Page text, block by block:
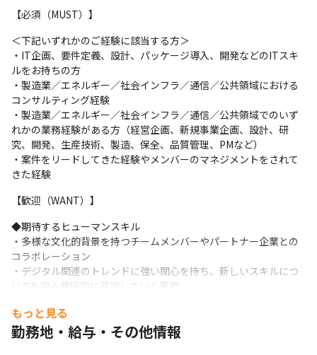
・顧客DX戦略の策定・業務改革や組織再編
・スマートコネクテッド製品の設計・開発
・スマートファクトリーによる生産ラインの高度化
・BIM/CIMを活用した建設案件の高度化
・自動車業界等の製造業において、ソフトウェアファーストの企
業に変革するためのプロセス、ガバナンス、カルチャー等のデザ
イン・導入を支援
面談を通じて適切なポジションをご提案させていただきます。な
お、ご自身でご応募いただいた場合には、選考のプロセス上、面
談を実施しない場合がございますので、あらかじめご了承くださ
い。
【必須（MUST）】
＜下記いずれかのご経験に該当する方＞
・IT企画、要件定義、設計、パッケージ導入、開発などのITスキ
ルをお持ちの方
・製造業／エネルギー／社会インフラ／通信／公共領域における
コンサルティング経験
・製造業／エネルギー／社会インフラ／通信／公共領域でのいず
れかの業務経験がある方（経営企画、新規事業企画、設計、研
究、開発、生産技術、製造、保全、品質管理、PMなど）
・案件をリードしてきた経験やメンバーのマネジメントをされて
きた経験
【歓迎（WANT）】
◆期待するヒューマンスキル
・多様な文化的背景を持つチームメンバーやパートナー企業との
コラボレーション
・デジタル関連のトレンドに強い関心を持ち、新しいスキルにつ
いても自ら積極的に習得していく意欲
もっと見る
勤務地・給与・その他情報